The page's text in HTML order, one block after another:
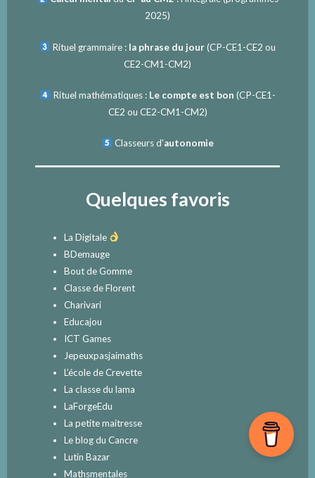
2025)
Rituel grammaire : la phrase du jour(CP-CE1-CE2 ou
CE2-CM1-CM2)
Rituel mathématiques : Le compte est bon (CP-CE1-
CE2 ou CE2-CM1-CM2)
Classeurs d'autonomie
Quelques favoris
La Digitale
BDemauge
Bout de Gomme
Classe de Florent
Charivari
Educajou
ICT Games
Jepeuxpasjaimaths
L’école de Crevette
La classe du lama
LaForgeEdu
La petite maitresse
Le blog du Cancre
Lutin Bazar
Mathsmentales